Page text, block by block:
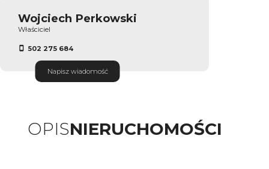
Wojciech Perkowski
Właściciel
502 275 684
Napisz wiadomość
OPISNIERUCHOMOŚCI